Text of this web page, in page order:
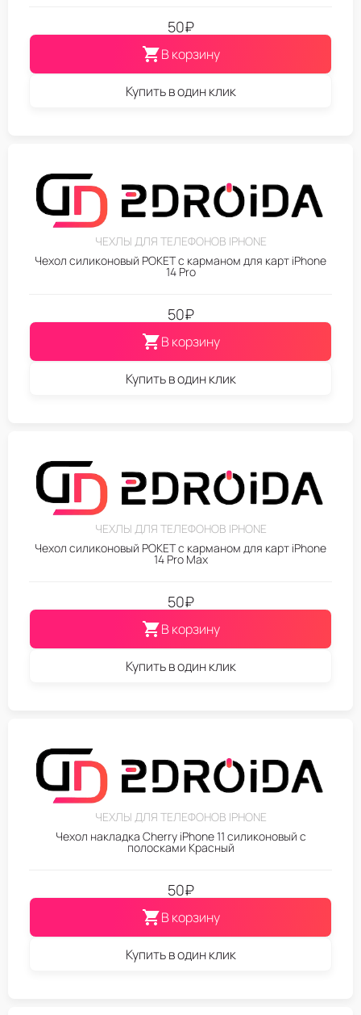
50₽
В корзину
Купить в один клик
ЧЕХЛЫ ДЛЯ ТЕЛЕФОНОВ IPHONE
Чехол силиконовый POKET с карманом для карт iPhone
14 Pro
50₽
В корзину
Купить в один клик
ЧЕХЛЫ ДЛЯ ТЕЛЕФОНОВ IPHONE
Чехол силиконовый POKET с карманом для карт iPhone
14 Pro Max
50₽
В корзину
Купить в один клик
ЧЕХЛЫ ДЛЯ ТЕЛЕФОНОВ IPHONE
Чехол накладка Cherry iPhone 11 силиконовый с
полосками Красный
50₽
В корзину
Купить в один клик